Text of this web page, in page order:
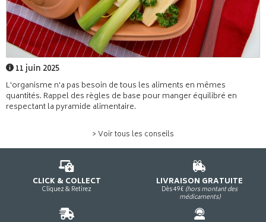
11 juin 2025
L'organisme n'a pas besoin de tous les aliments en mêmes
quantités. Rappel des règles de base pour manger équilibré en
respectant la pyramide alimentaire.
> Voir tous les conseils
CLICK & COLLECT
Cliquez & Retirez
LIVRAISON GRATUITE
Dès 49€ (hors montant des
médicaments)